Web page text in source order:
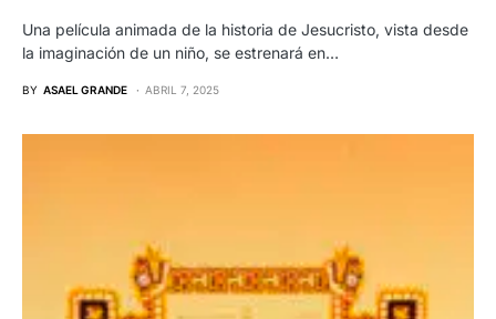
Una película animada de la historia de Jesucristo, vista desde
la imaginación de un niño, se estrenará en…
BY ASAEL GRANDE ABRIL 7, 2025